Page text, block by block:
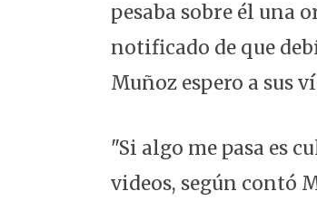
pesaba sobre él una
notificado de que
Muñoz espero a sus
"Si algo me pasa es
videos, según contó